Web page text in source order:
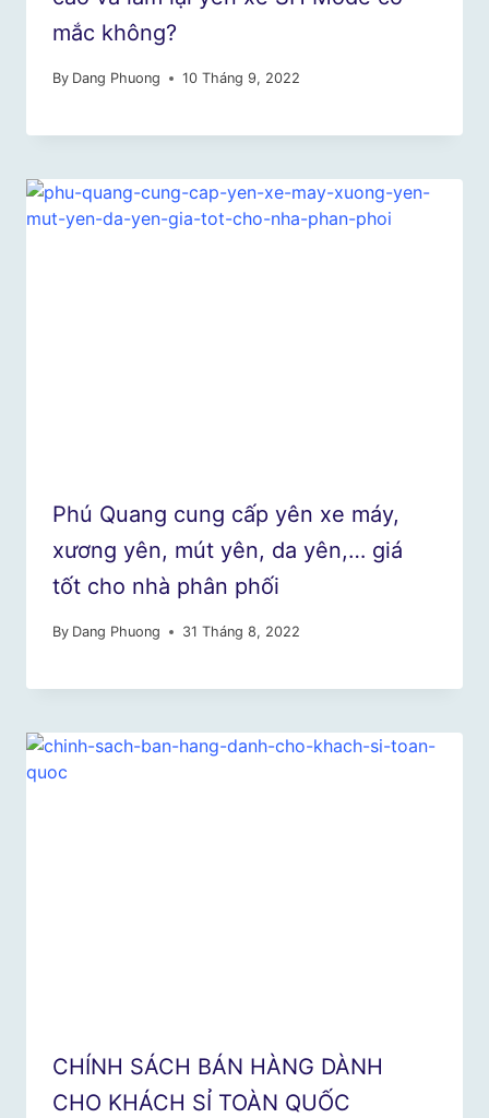
mắc không?
By Dang Phuong 10 Tháng 9, 2022
Phú Quang cung cấp yên xe máy,
xương yên, mút yên, da yên,… giá
tốt cho nhà phân phối
By Dang Phuong 31 Tháng 8, 2022
CHÍNH SÁCH BÁN HÀNG DÀNH
CHO KHÁCH SỈ TOÀN QUỐC